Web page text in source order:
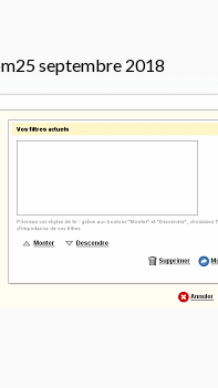
25 septembre 2018